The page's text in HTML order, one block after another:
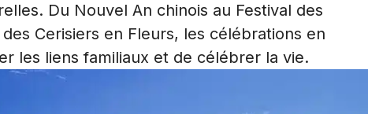
Du Nouvel An chinois au Festival des
Cerisiers en Fleurs, les célébrations en
les liens familiaux et de célébrer la vie.